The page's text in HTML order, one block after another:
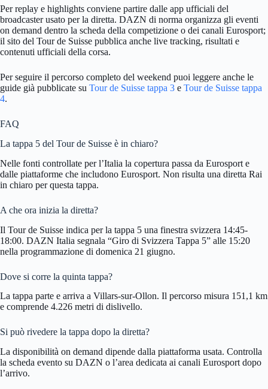
Per replay e highlights conviene partire dalle app ufficiali del
broadcaster usato per la diretta. DAZN di norma organizza gli eventi
on demand dentro la scheda della competizione o dei canali Eurosport;
il sito del Tour de Suisse pubblica anche live tracking, risultati e
contenuti ufficiali della corsa.
Per seguire il percorso completo del weekend puoi leggere anche le
guide già pubblicate su Tour de Suisse tappa 3 e Tour de Suisse tappa
4.
FAQ
La tappa 5 del Tour de Suisse è in chiaro?
Nelle fonti controllate per l’Italia la copertura passa da Eurosport e
dalle piattaforme che includono Eurosport. Non risulta una diretta Rai
in chiaro per questa tappa.
A che ora inizia la diretta?
Il Tour de Suisse indica per la tappa 5 una finestra svizzera 14:45-
18:00. DAZN Italia segnala “Giro di Svizzera Tappa 5” alle 15:20
nella programmazione di domenica 21 giugno.
Dove si corre la quinta tappa?
La tappa parte e arriva a Villars-sur-Ollon. Il percorso misura 151,1 km
e comprende 4.226 metri di dislivello.
Si può rivedere la tappa dopo la diretta?
La disponibilità on demand dipende dalla piattaforma usata. Controlla
la scheda evento su DAZN o l’area dedicata ai canali Eurosport dopo
l’arrivo.